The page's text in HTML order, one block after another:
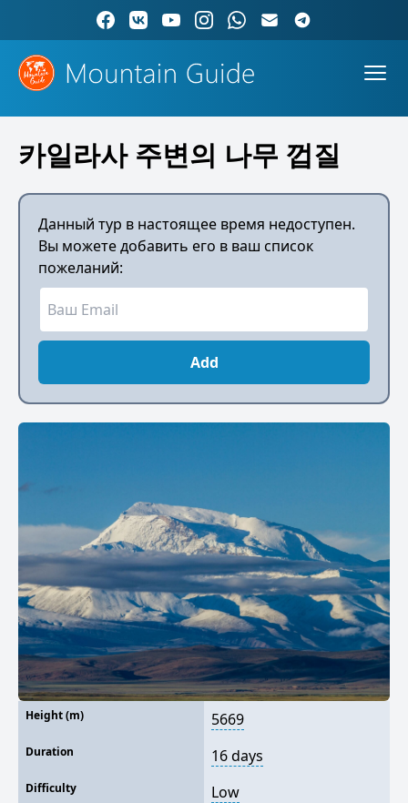
카일라사 주변의 나무 껍질
Height (m) 5669
Duration 16 days
Difficulty Low
Данный тур в настоящее время недоступен.
Вы можете добавить его в ваш список
пожеланий:
Add